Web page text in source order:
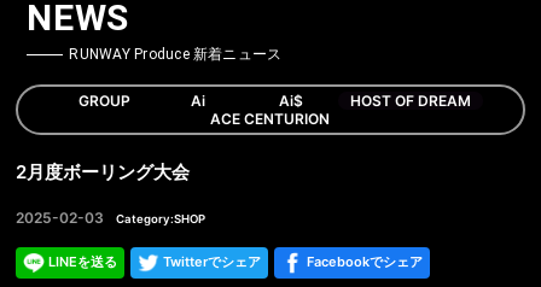
NEWS
RUNWAY Produce 新着ニュース
GROUP Ai Ai$
HOST OF DREAM
ACE CENTURION
2月度ボーリング大会
2025-02-03 Category:SHOP
LINEを送る Twitterでシェア Facebookでシェア